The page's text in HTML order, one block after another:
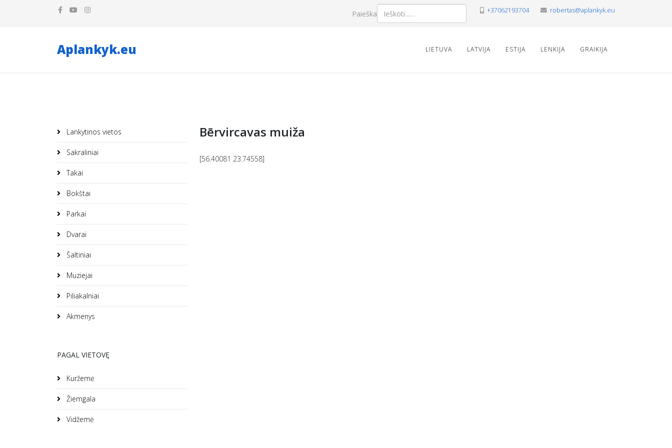
Paieška +37062193704 robertas@aplankyk.eu
Aplankyk.eu LIETUVA LATVIJA ESTIJA LENKIJA GRAIKIJA
Lankytinos vietos
Sakraliniai
Takai
Bokštai
Parkai
Dvarai
Šaltiniai
Muziejai
Piliakalniai
Akmenys
PAGAL VIETOVĘ
Kuržemė
Žiemgala
Vidžemė
Bērvircavas muiža
[56.40081 23.74558]